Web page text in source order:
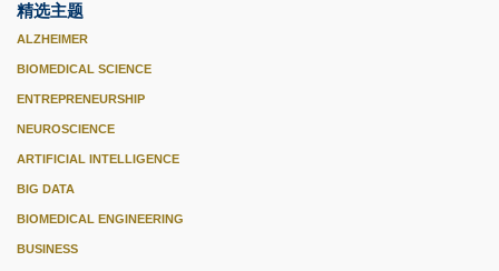
精选主题
ALZHEIMER
BIOMEDICAL SCIENCE
ENTREPRENEURSHIP
NEUROSCIENCE
ARTIFICIAL INTELLIGENCE
BIG DATA
BIOMEDICAL ENGINEERING
BUSINESS